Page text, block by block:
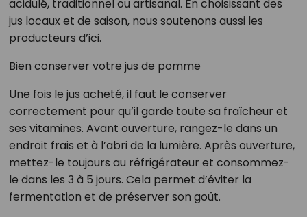
acidulé, traditionnel ou artisanal. En choisissant des
jus locaux et de saison, nous soutenons aussi les
producteurs d’ici.
Bien conserver votre jus de pomme
Une fois le jus acheté, il faut le conserver
correctement pour qu’il garde toute sa fraîcheur et
ses vitamines. Avant ouverture, rangez-le dans un
endroit frais et à l’abri de la lumière. Après ouverture,
mettez-le toujours au réfrigérateur et consommez-
le dans les 3 à 5 jours. Cela permet d’éviter la
fermentation et de préserver son goût.